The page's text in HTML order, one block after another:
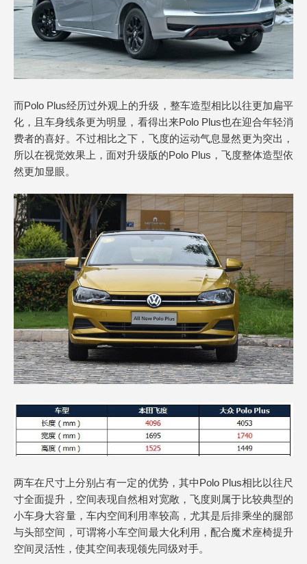
而Polo Plus经历过外观上的升级，整车造型相比以往更加扁平
化，且车身线条更为明显，看得出来Polo Plus也在迎合年轻消
费者的喜好。不过相比之下，飞度的运动气息显然更为突出，
所以在视觉效果上，面对升级版的Polo Plus，飞度整体造型依
然更加显眼。
两车在尺寸上分别占有一定的优势，其中Polo Plus相比以往尺
寸全面提升，空间表现自然相对宽敞，飞度则属于比较典型的
小车身大容量，车内空间利用率较高，尤其是后排乘坐的腿部
与头部空间，可谓将小车空间最大化利用，配合魔术座椅提升
空间灵活性，使其空间表现领先同级对手。